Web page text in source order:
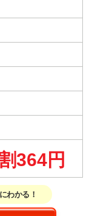
364円
にわかる！